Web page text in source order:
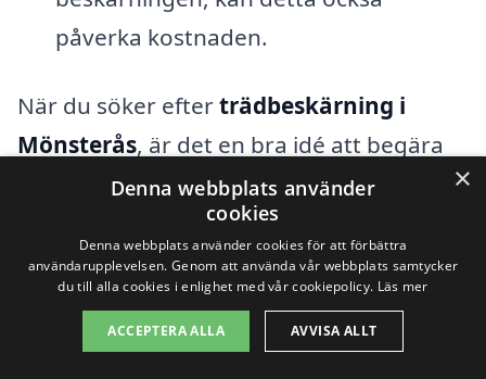
påverka kostnaden.
När du söker efterträdbeskärning i
Mönsterås, är det en bra idé att begära
flera offerter från olika företag. Detta ger
dig en bättre förståelse för de prisspann
som finns och hjälper dig att välja en
tjänst som passar både dina behov och
din budget. Att jämföra priser och villkor
×
Denna webbplats använder
cookies
Denna webbplats använder cookies för att förbättra
användarupplevelsen. Genom att använda vår webbplats samtycker
du till alla cookies i enlighet med vår cookiepolicy. Läs mer
ACCEPTERA ALLA AVVISA ALLT